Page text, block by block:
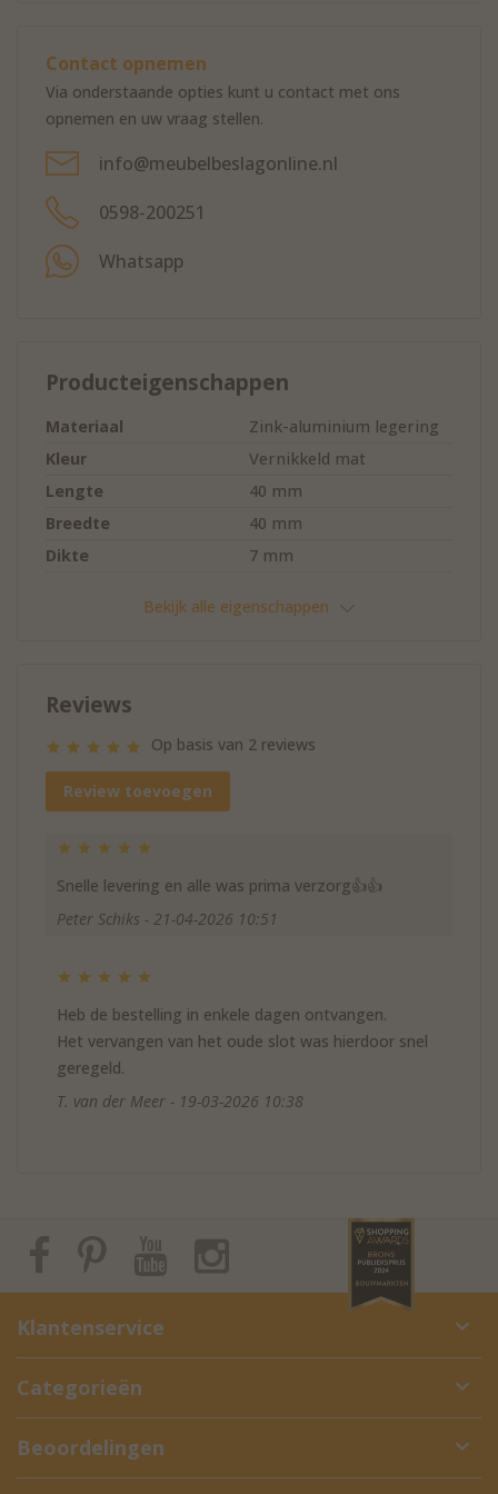
assortimentmeubelsloten
opschroefslot nog niet helemaal waar jij naar op zoek
was voor jouw meubel? Laat ons dan zeker even weten
hoe we jou verder kunnen helpen.
Bij levering is inbegrepen:
- 1 rozet
- 2 sleutels
De sluitplaat moet los meebesteld worden.
Contact opnemen
Via onderstaande opties kunt u contact met ons
opnemen en uw vraag stellen.
info@meubelbeslagonline.nl
0598-200251
Whatsapp
Producteigenschappen
Materiaal
Zink-aluminium legering
Kleur
Vernikkeld mat
Lengte
40 mm
Breedte
40 mm
Dikte
7 mm
Boorgat diameter
17 mm
Bekijk alle eigenschappen
Reviews
Op basis van 2 reviews
Review toevoegen
Snelle levering en alle was prima verzorg👍👍
Peter Schiks - 21-04-2026 10:51
Heb de bestelling in enkele dagen ontvangen.
Het vervangen van het oude slot was hierdoor snel
geregeld.
T. van der Meer - 19-03-2026 10:38
Klantenservice
Categorieën
Beoordelingen